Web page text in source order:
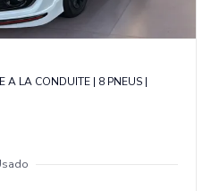
A LA CONDUITE | 8 PNEUS |